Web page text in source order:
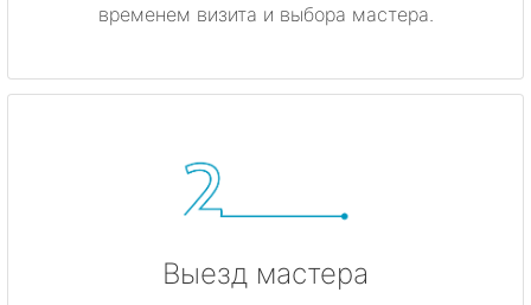
временем визита и выбора мастера.
Выезд мастера